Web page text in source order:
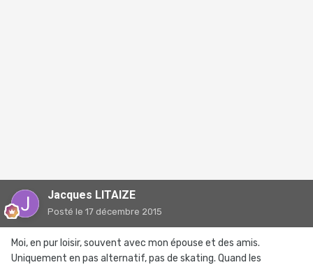
Jacques LITAIZE
Posté le 17 décembre 2015
Moi, en pur loisir, souvent avec mon épouse et des amis.
Uniquement en pas alternatif, pas de skating. Quand les